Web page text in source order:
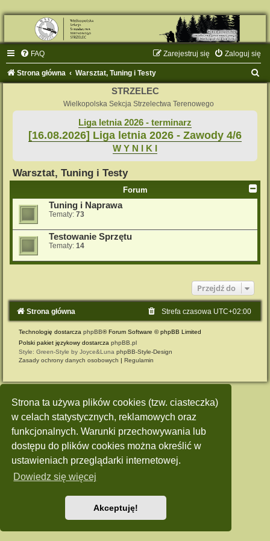
Strona ta używa plików cookies (tzw. ciasteczka)
w celach statystycznych, reklamowych oraz
funkcjonalnych. Warunki przechowywania lub
dostępu do plików cookies można określić w
ustawieniach przeglądarki internetowej.
Dowiedz się więcej
Akceptuję!
FAQ Zaloguj się
Zarejestruj się
Strona główna Warsztat, Tuning i Testy
STRZELEC
Wielkopolska Sekcja Strzelectwa Terenowego
Liga letnia 2026 - terminarz
[16.08.2026] Liga letnia 2026 - Zawody 4/6
W Y N I K I
Warsztat, Tuning i Testy
Forum
Tuning i Naprawa
Tematy: 73
Testowanie Sprzętu
Tematy: 14
Przejdź do
Strona główna Strefa czasowa UTC+02:00
Technologię dostarcza phpBB® Forum Software © phpBB Limited
Polski pakiet językowy dostarcza phpBB.pl
Style: Green-Style by Joyce&Luna phpBB-Style-Design
Zasady ochrony danych osobowych
Regulamin